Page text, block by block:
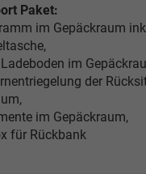
Paket:
im Gepäckraum
im
der
im Gepäckraum,
für Rückbank